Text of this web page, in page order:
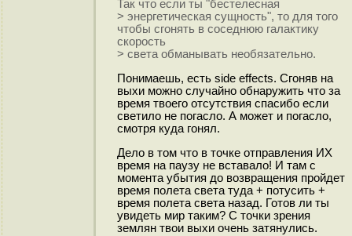
Так что если ты "бестелесная
> энергетическая сущность", то для того
чтобы сгонять в соседнюю галактику
скорость
> света обманывать необязательно.
Понимаешь, есть side effects. Сгоняв на
выхи можно случайно обнаружить что за
время твоего отсутствия спасибо если
светило не погасло. А может и погасло,
смотря куда гонял.
Дело в том что в точке отправления ИХ
время на паузу не вставало! И там с
момента убытия до возвращения пройдет
время полета света туда + потусить +
время полета света назад. Готов ли ты
увидеть мир таким? С точки зрения
землян твои выхи очень затянулись.